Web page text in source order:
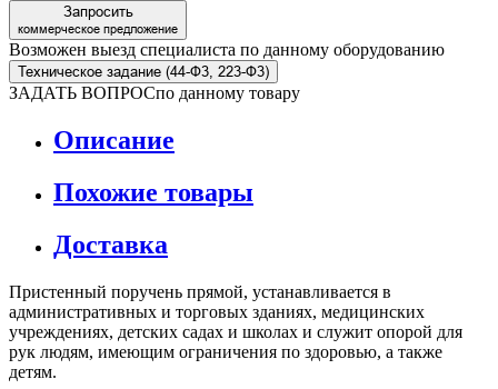
Запросить
коммерческое предложение
Возможен выезд специалиста по данному оборудованию
Техническое задание (44-Ф3, 223-Ф3)
ЗАДАТЬ ВОПРОСпо данному товару
Описание
Похожие товары
Доставка
Пристенный поручень прямой, устанавливается в
административных и торговых зданиях, медицинских
учреждениях, детских садах и школах и служит опорой для
рук людям, имеющим ограничения по здоровью, а также
детям.